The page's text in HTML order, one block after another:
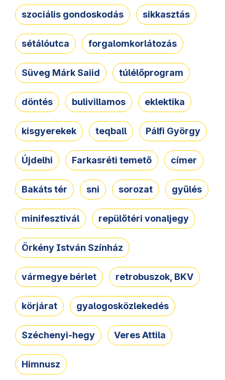
szociális gondoskodás sikkasztás
sétálóutca forgalomkorlátozás
Süveg Márk Saiid túlélőprogram
döntés bulivillamos eklektika
kisgyerekek teqball Pálfi György
Újdelhi Farkasréti temető címer
Bakáts tér sni sorozat gyűlés
minifesztivál repülőtéri vonaljegy
Örkény István Színház
vármegye bérlet retrobuszok, BKV
körjárat gyalogosközlekedés
Széchenyi-hegy Veres Attila
Himnusz